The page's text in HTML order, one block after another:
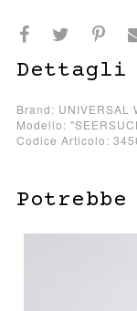
Dettagli
Brand: UNIVERSAL
Modello:
Codice Articolo: